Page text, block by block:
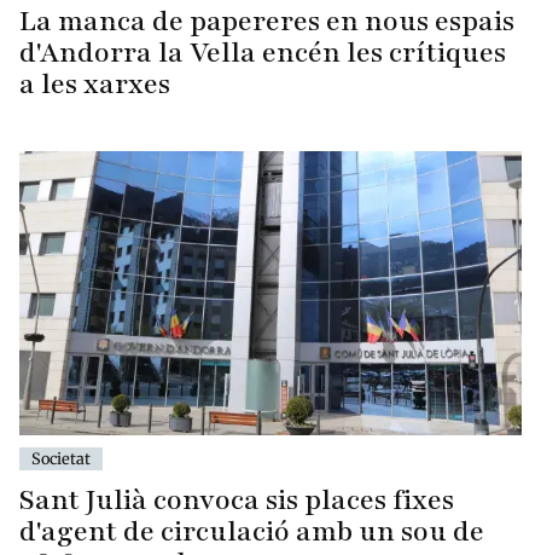
La manca de papereres en nous espais
d'Andorra la Vella encén les crítiques
a les xarxes
Societat
Sant Julià convoca sis places fixes
d'agent de circulació amb un sou de